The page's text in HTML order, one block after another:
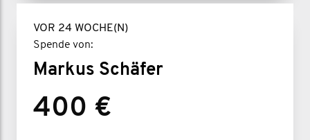
VOR 24 WOCHE(N)
Spende von:
Markus Schäfer
400 €